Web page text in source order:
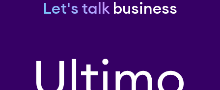
Let's talk business